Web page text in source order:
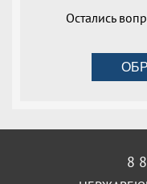
Остались
8